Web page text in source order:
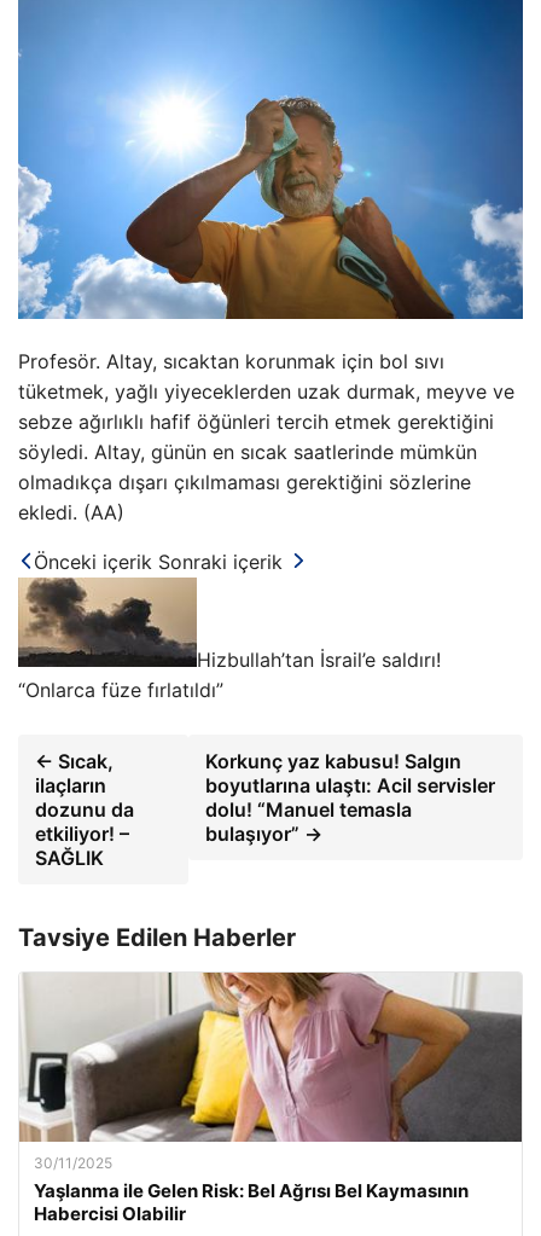
Profesör. Altay, sıcaktan korunmak için bol sıvı
tüketmek, yağlı yiyeceklerden uzak durmak, meyve ve
sebze ağırlıklı hafif öğünleri tercih etmek gerektiğini
söyledi. Altay, günün en sıcak saatlerinde mümkün
olmadıkça dışarı çıkılmaması gerektiğini sözlerine
ekledi. (AA)
Önceki içerik Sonraki içerik
Hizbullah’tan İsrail’e saldırı!
“Onlarca füze fırlatıldı”
← Sıcak,
ilaçların
dozunu da
etkiliyor! –
SAĞLIK
Korkunç yaz kabusu! Salgın
boyutlarına ulaştı: Acil servisler
dolu! “Manuel temasla
bulaşıyor” →
Tavsiye Edilen Haberler
30/11/2025
Yaşlanma ile Gelen Risk: Bel Ağrısı Bel Kaymasının
Habercisi Olabilir